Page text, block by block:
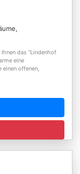
das “Lindenhof
eine
offenen,